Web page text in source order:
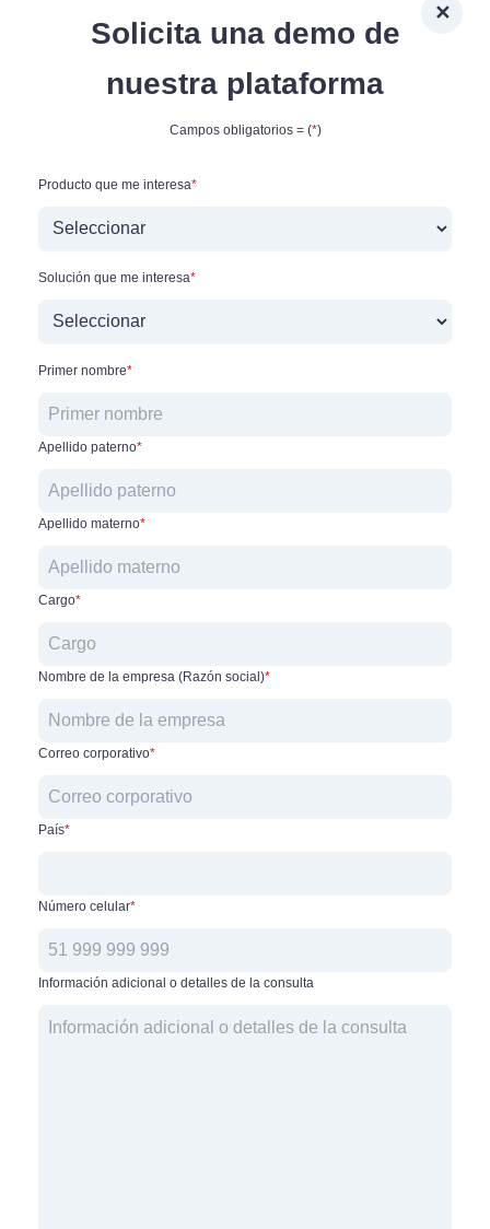
d
n
t
w
t
t
e
r
c
e
b
o
s
t
a
u
t
u
✕
Solicita una demo de
nuestra plataforma
Campos obligatorios = (*)
Producto que me interesa*
Solución que me interesa*
Primer nombre*
Apellido paterno*
Apellido materno*
Cargo*
Nombre de la empresa (Razón social)*
Correo corporativo*
País*
Número celular*
Información adicional o detalles de la consulta